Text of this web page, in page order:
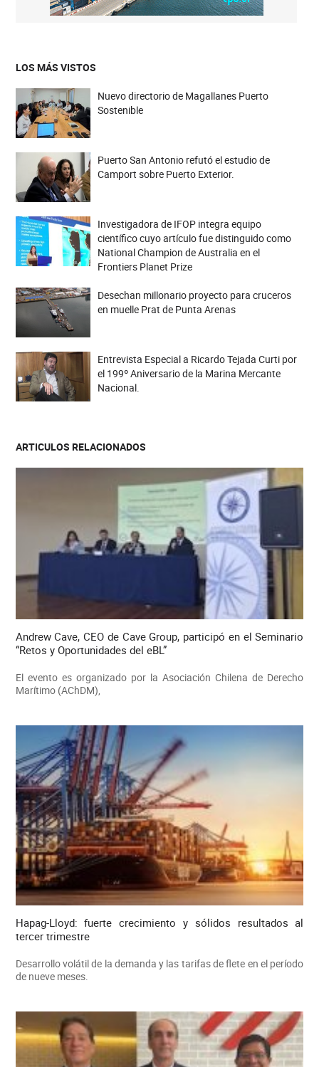
LOS MÁS VISTOS
Nuevo directorio de Magallanes Puerto
Sostenible
Puerto San Antonio refutó el estudio de
Camport sobre Puerto Exterior.
Investigadora de IFOP integra equipo
científico cuyo artículo fue distinguido como
National Champion de Australia en el
Frontiers Planet Prize
Desechan millonario proyecto para cruceros
en muelle Prat de Punta Arenas
Entrevista Especial a Ricardo Tejada Curti por
el 199º Aniversario de la Marina Mercante
Nacional.
ARTICULOS RELACIONADOS
Andrew Cave, CEO de Cave Group, participó en el Seminario
“Retos y Oportunidades del eBL”
El evento es organizado por la Asociación Chilena de Derecho
Marítimo (AChDM),
Hapag-Lloyd: fuerte crecimiento y sólidos resultados al
tercer trimestre
Desarrollo volátil de la demanda y las tarifas de flete en el período
de nueve meses.